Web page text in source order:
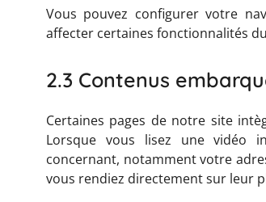
Vous pouvez configurer votre
affecter certaines fonctionnalités
2.3 Contenus
Certaines pages de notre site
Lorsque vous lisez une vidéo
concernant, notamment votre
vous rendiez directement sur leur